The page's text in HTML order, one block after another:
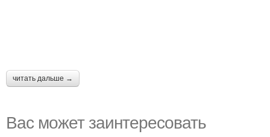
читать дальше →
Вас может заинтересовать